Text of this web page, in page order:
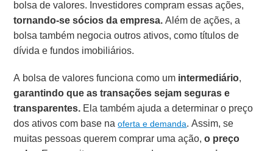
bolsa de valores. Investidores compram essas ações,
tornando-se sócios da empresa.Além de ações, a
bolsa também negocia outros ativos, como títulos de
dívida e fundos imobiliários.
A bolsa de valores funciona como um intermediário,
garantindo que as transações sejam seguras e
transparentes. Ela também ajuda a determinar o preço
dos ativos com base naoferta e demanda. Assim, se
muitas pessoas querem comprar uma ação,o preço